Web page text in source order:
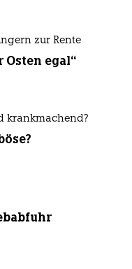
zur Rente
Osten egal“
krankmachend?